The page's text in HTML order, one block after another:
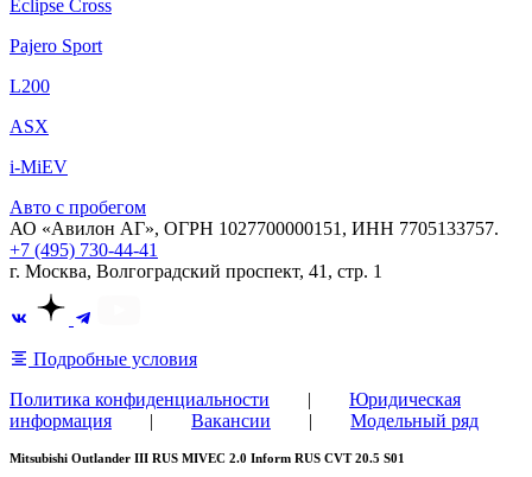
Eclipse Cross
Pajero Sport
L200
ASX
i-MiEV
Авто с пробегом
АО «Авилон АГ», ОГРН 1027700000151, ИНН 7705133757.
+7 (495) 730-44-41
г. Москва, Волгоградский проспект, 41, стр. 1
Подробные условия
Политика конфиденциальности | Юридическая
информация | Вакансии | Модельный ряд
Mitsubishi Outlander III RUS MIVEC 2.0 Inform RUS CVT 20.5 S01